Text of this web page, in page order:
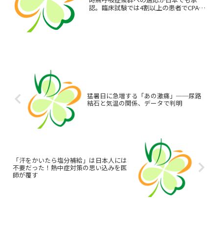
認。臨床試験では4割以上の患者でCPAP
猛暑日に急増する「あの激痛」──尿路
結石と気温の関係、データで判明
「汗をかいたら塩分補給」は日本人には
不要だった！熱中症対策の思い込みを医
師が覆す